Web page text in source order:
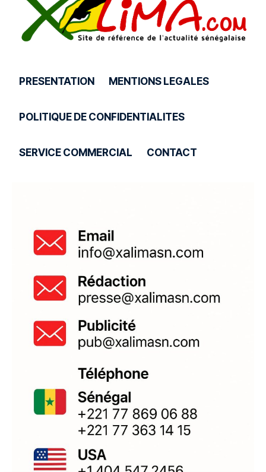
PRESENTATION MENTIONS LEGALES
POLITIQUE DE CONFIDENTIALITES
SERVICE COMMERCIAL CONTACT